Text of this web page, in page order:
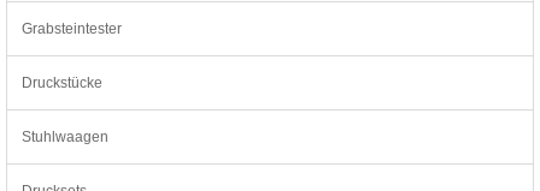
Grabsteintester
Druckstücke
Stuhlwaagen